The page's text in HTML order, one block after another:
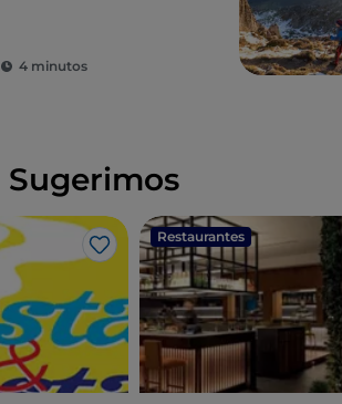
4 minutos
Sugerimos
Gosto
Restaurantes